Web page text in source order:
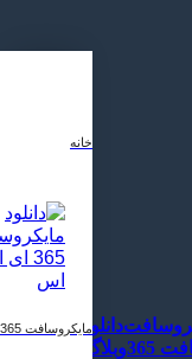
دانلود
وبلاگ
خانه
مایکروسافت 365